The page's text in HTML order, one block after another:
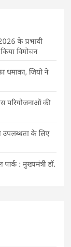
के प्रभावी
विमोचन
धमाका, जियो ने
परियोजनाओं की
उपलब्धता के लिए
: मुख्यमंत्री डॉ.